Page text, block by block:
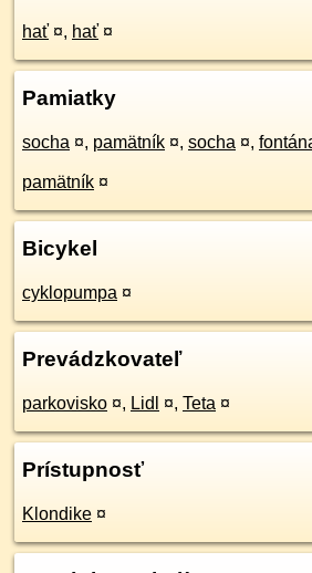
hať ¤, hať ¤
Pamiatky
socha ¤, pamätník ¤, socha ¤,
pamätník ¤
Bicykel
cyklopumpa ¤
Prevádzkovateľ
parkovisko ¤, Lidl ¤, Teta ¤
Prístupnosť
Klondike ¤